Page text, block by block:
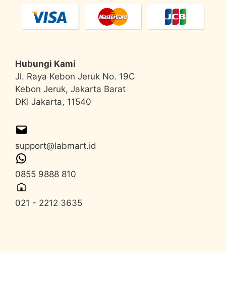
Hubungi Kami
Jl. Raya Kebon Jeruk No. 19C
Kebon Jeruk, Jakarta Barat
DKI Jakarta, 11540
support@labmart.id
0855 9888 810
021 - 2212 3635